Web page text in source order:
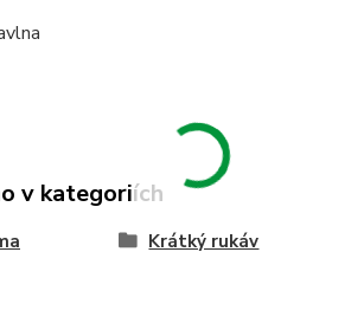
v kategoriích
Krátký rukáv